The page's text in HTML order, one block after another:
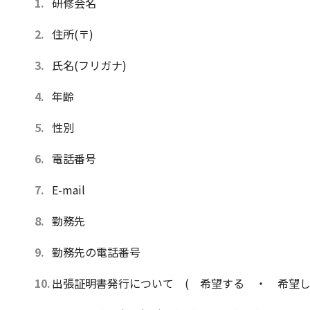
住所(〒)
氏名(フリガナ)
年齢
性別
電話番号
E-mail
勤務先
勤務先の電話番号
出張証明書発行について ( 希望する ・ 希望